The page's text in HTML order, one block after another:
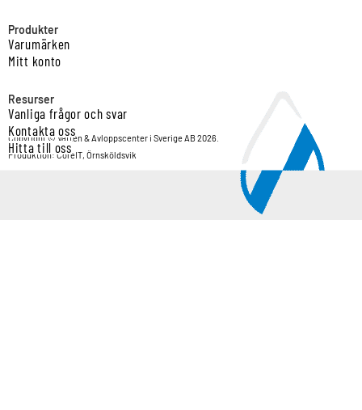
Produkter
Varumärken
Mitt konto
Resurser
Vanliga frågor och svar
Kontakta oss
Hitta till oss
Copyright © Vatten & Avloppscenter i Sverige AB 2026.
Produktion: CoreIT, Örnsköldsvik